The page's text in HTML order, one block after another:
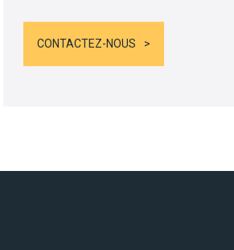
CONTACTEZ-NOUS